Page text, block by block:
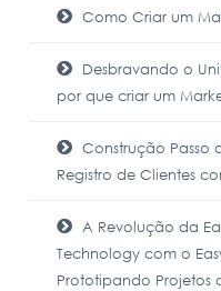
Como Criar um
Desbravando o
por que criar um
Construção Passo
Registro de Clientes
A Revolução da
Technology com o
Prototipando Projetos